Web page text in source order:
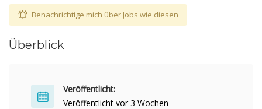
Benachrichtige mich über Jobs wie diesen
Überblick
Veröffentlicht:
Veröffentlicht vor 3 Wochen